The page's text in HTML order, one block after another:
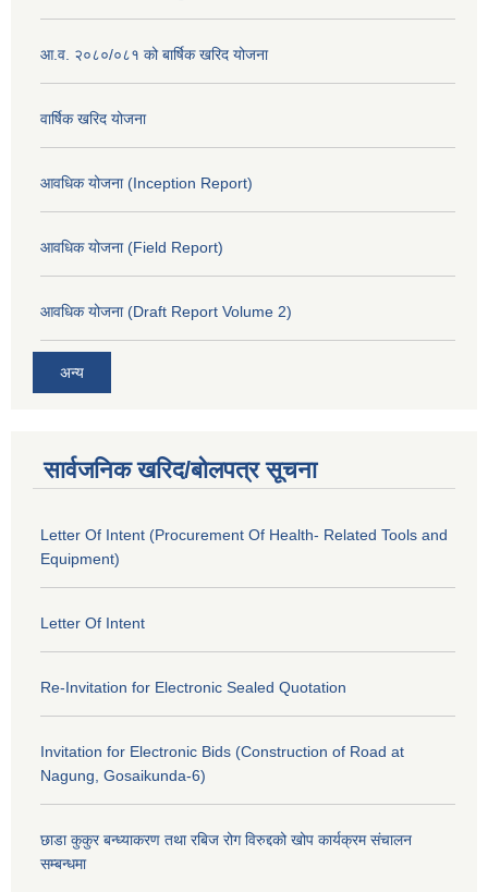
आ.व. २०८०/०८१ को बार्षिक खरिद योजना
वार्षिक खरिद योजना
आवधिक योजना (Inception Report)
आवधिक योजना (Field Report)
आवधिक योजना (Draft Report Volume 2)
अन्य
सार्वजनिक खरिद/बोलपत्र सूचना
Letter Of Intent (Procurement Of Health- Related Tools and
Equipment)
Letter Of Intent
Re-Invitation for Electronic Sealed Quotation
Invitation for Electronic Bids (Construction of Road at
Nagung, Gosaikunda-6)
छाडा कुकुर बन्ध्याकरण तथा रबिज रोग विरुद्दको खोप कार्यक्रम संचालन
सम्बन्धमा